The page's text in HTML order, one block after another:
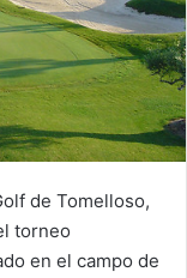
de Tomelloso,
torneo
en el campo de